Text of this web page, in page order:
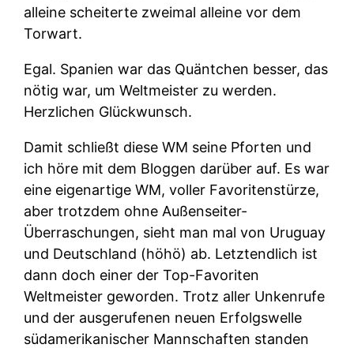
alleine scheiterte zweimal alleine vor dem
Torwart.
Egal. Spanien war das Quäntchen besser, das
nötig war, um Weltmeister zu werden.
Herzlichen Glückwunsch.
Damit schließt diese WM seine Pforten und
ich höre mit dem Bloggen darüber auf. Es war
eine eigenartige WM, voller Favoritenstürze,
aber trotzdem ohne Außenseiter-
Überraschungen, sieht man mal von Uruguay
und Deutschland (höhö) ab. Letztendlich ist
dann doch einer der Top-Favoriten
Weltmeister geworden. Trotz aller Unkenrufe
und der ausgerufenen neuen Erfolgswelle
südamerikanischer Mannschaften standen